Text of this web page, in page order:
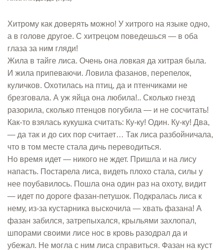
Хитрому как доверять можно! У хитрого на языке одно,
а в голове другое. С хитрецом поведешься — в оба
глаза за ним гляди!
Жила в тайге лиса. Очень она ловкая да хитрая была.
И жила припеваючи. Ловила фазанов, перепелок,
куличков. Охотилась на птиц, да и птенчиками не
брезговала. А уж яйца она любила!.. Сколько гнезд
разорила, сколько птенцов погубила — и не сосчитать!
Как-то взялась кукушка считать: Ку-ку! Один. Ку-ку! Два,
— да так и до сих пор считает… Так лиса разбойничала,
что в том месте стала дичь переводиться.
Но время идет — никого не ждет. Пришла и на лису
напасть. Постарела лиса, видеть плохо стала, силы у
нее поубавилось. Пошла она один раз на охоту, видит
— идет по дороге фазан-петушок. Подкралась лиса к
нему, из-за кустарника выскочила — хвать фазана! А
фазан забился, затрепыхался, крыльями захлопал,
шпорами своими лисе нос в кровь разодрал да и
убежал. Не могла с ним лиса справиться. Фазан на куст